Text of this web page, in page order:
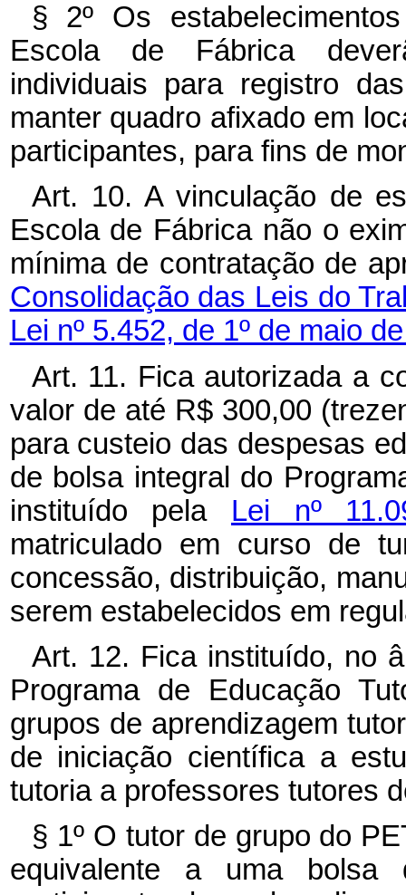
§ 2º Os
Escola de Fábrica
individuais para registro
manter quadro afixado em
participantes, para fins de
Art. 10. A vinculação de
Escola de Fábrica não o
mínima de contratação de
Consolidação das Leis do
Lei nº 5.452, de 1º de maio
Art. 11. Fica autorizada a
valor de até R$ 300,00
para custeio das despesas
de bolsa integral do
instituído pela Lei nº
matriculado em curso de
concessão, distribuição,
serem estabelecidos em
Art. 12. Fica instituído, no
Programa de Educação
grupos de aprendizagem
de iniciação científica a
tutoria a professores tutores
§ 1º O tutor de grupo do
equivalente a uma bolsa